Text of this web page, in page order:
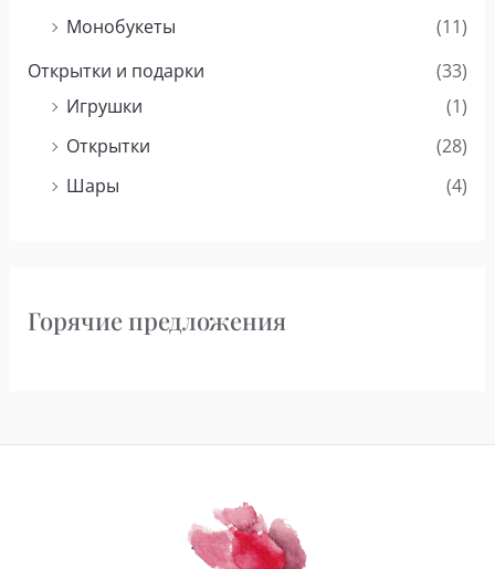
Монобукеты
(11)
Открытки и подарки
(33)
Игрушки
(1)
Открытки
(28)
Шары
(4)
Горячие предложения